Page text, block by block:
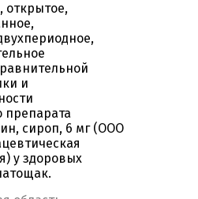
открытое,
и
препарата
сироп, 6 мг (ООО
у здоровых